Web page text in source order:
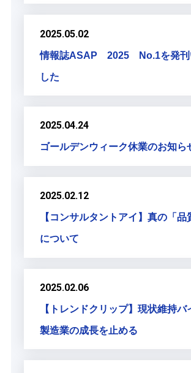
2025.05.02
情報誌ASAP 2025 No.1を発刊
した
2025.04.24
ゴールデンウィーク休業のお知ら
2025.02.12
【コンサルタントアイ】真の「品
について
2025.02.06
【トレンドクリップ】現状維持バ
製造業の成長を止める